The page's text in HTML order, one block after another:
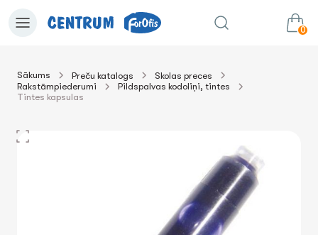
0
uz grozu Summa:
Sākums Preču katalogs
Skolas preces
Rakstāmpiederumi
Pildspalvas kodoliņi, tintes
Tintes kapsulas